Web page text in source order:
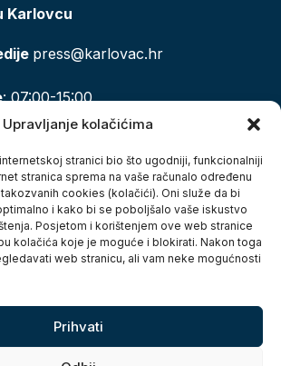
Upravljanje kolačićima
stranici bio što ugodniji, funkcionalniji
stranica sprema na vaše računalo određenu
cookies (kolačići). Oni služe da bi
i kako bi se poboljšalo vaše iskustvo
Posjetom i korištenjem ove web stranice
kolačića koje je moguće i blokirati. Nakon toga
web stranicu, ali vam neke mogućnosti
Prihvati
Karlovcu
press@karlovac.hr
: 07:00-15:00
podataka
grada Karlovca